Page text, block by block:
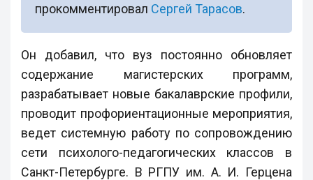
прокомментировал Сергей Тарасов.
Он добавил, что вуз постоянно обновляет
содержание магистерских программ,
разрабатывает новые бакалаврские профили,
проводит профориентационные мероприятия,
ведет системную работу по сопровождению
сети психолого-педагогических классов в
Санкт-Петербурге. В РГПУ им. А. И. Герцена